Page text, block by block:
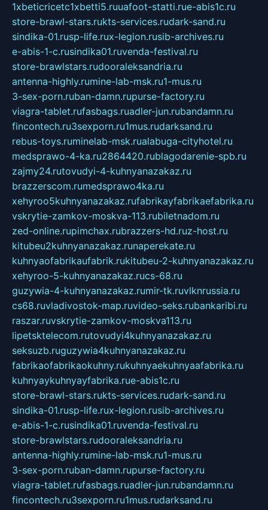
1xbeticricetc1xbetti5.ruuafoot-statti.rue-abis1c.ru
store-brawl-stars.rukts-services.rudark-sand.ru
sindika-01.rusp-life.rux-legion.rusib-archives.ru
e-abis-1-c.rusindika01.ruvenda-festival.ru
store-brawlstars.rudooraleksandria.ru
antenna-highly.rumine-lab-msk.ru1-mus.ru
3-sex-porn.ruban-damn.rupurse-factory.ru
viagra-tablet.rufasbags.ruadler-jun.rubandamn.ru
fincontech.ru3sexporn.ru1mus.rudarksand.ru
rebus-toys.ruminelab-msk.rualabuga-cityhotel.ru
medsprawo-4-ka.ru2864420.rublagodarenie-spb.ru
zajmy24.rutovudyi-4-kuhnyanazakaz.ru
brazzerscom.rumedsprawo4ka.ru
xehyroo5kuhnyanazakaz.rufabrikayfabrikaefabrika.ru
vskrytie-zamkov-moskva-113.rubiletnadom.ru
zed-online.rupimchax.rubrazzers-hd.ruz-host.ru
kitubeu2kuhnyanazakaz.runaperekate.ru
kuhnyaofabrikaufabrik.rukitubeu-2-kuhnyanazakaz.ru
xehyroo-5-kuhnyanazakaz.rucs-68.ru
guzywia-4-kuhnyanazakaz.rumir-tk.ruvlknrussia.ru
cs68.ruvladivostok-map.ruvideo-seks.rubankaribi.ru
raszar.ruvskrytie-zamkov-moskva113.ru
lipetsktelecom.rutovudyi4kuhnyanazakaz.ru
seksuzb.ruguzywia4kuhnyanazakaz.ru
fabrikaofabrikaokuhny.rukuhnyaekuhnyaafabrika.ru
kuhnyaykuhnyayfabrika.rue-abis1c.ru
store-brawl-stars.rukts-services.rudark-sand.ru
sindika-01.rusp-life.rux-legion.rusib-archives.ru
e-abis-1-c.rusindika01.ruvenda-festival.ru
store-brawlstars.rudooraleksandria.ru
antenna-highly.rumine-lab-msk.ru1-mus.ru
3-sex-porn.ruban-damn.rupurse-factory.ru
viagra-tablet.rufasbags.ruadler-jun.rubandamn.ru
fincontech.ru3sexporn.ru1mus.rudarksand.ru